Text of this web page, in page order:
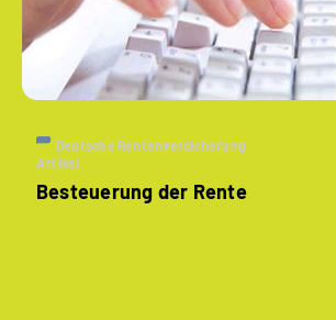
Deutsche Rentenversicherung
Artikel
Besteuerung der Rente